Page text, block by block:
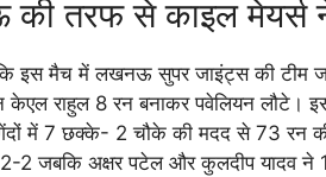
तरफ से काइल मेयर्स ने
इस मैच में लखनऊ सुपर जाइंट्स की टीम
केएल राहुल 8 रन बनाकर पवेलियन लौटे।
में 7 छक्के- 2 चौके की मदद से 73 रन
2-2 जबकि अक्षर पटेल और कुलदीप यादव ने